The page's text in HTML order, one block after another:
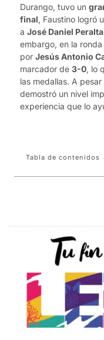
Durango, tuvo un
final, Faustino logró
a José Daniel
embargo, en la
por Jesús Antonio
marcador de 3-0, lo
las medallas. A
demostró un nivel
experiencia que lo
Tabla de contenidos